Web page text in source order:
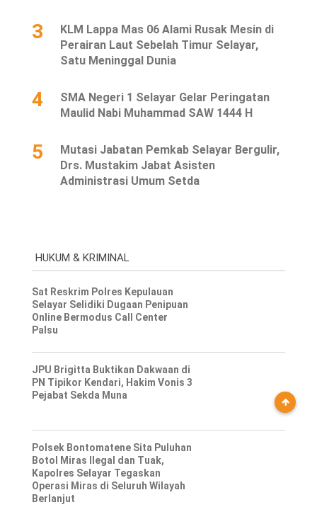
3
KLM Lappa Mas 06 Alami Rusak Mesin di
Perairan Laut Sebelah Timur Selayar,
Satu Meninggal Dunia
4
SMA Negeri 1 Selayar Gelar Peringatan
Maulid Nabi Muhammad SAW 1444 H
5
Mutasi Jabatan Pemkab Selayar Bergulir,
Drs. Mustakim Jabat Asisten
Administrasi Umum Setda
HUKUM & KRIMINAL
Sat Reskrim Polres Kepulauan
Selayar Selidiki Dugaan Penipuan
Online Bermodus Call Center
Palsu
JPU Brigitta Buktikan Dakwaan di
PN Tipikor Kendari, Hakim Vonis 3
Pejabat Sekda Muna
Polsek Bontomatene Sita Puluhan
Botol Miras Ilegal dan Tuak,
Kapolres Selayar Tegaskan
Operasi Miras di Seluruh Wilayah
Berlanjut